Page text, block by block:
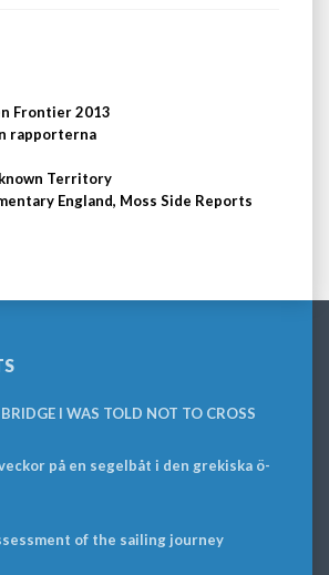
Frontier 2013
rapporterna
Territory
England, Moss Side Reports
I WAS TOLD NOT TO CROSS
på en segelbåt i den grekiska ö-
of the sailing journey